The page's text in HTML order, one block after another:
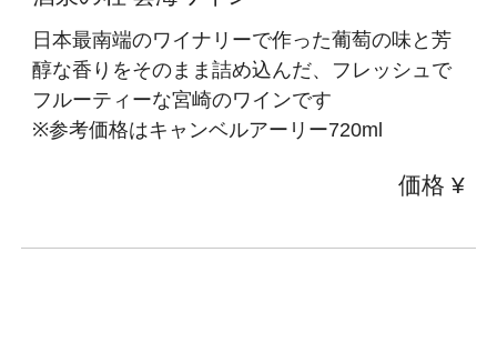
日本最南端のワイナリーで作った葡萄の味と芳
醇な香りをそのまま詰め込んだ、フレッシュで
フルーティーな宮崎のワインです
※参考価格はキャンベルアーリー720ml
価格 ¥